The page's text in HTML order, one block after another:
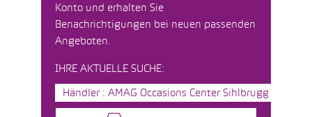
Konto und erhalten Sie
Benachrichtigungen bei neuen passenden
Angeboten.
IHRE AKTUELLE SUCHE:
Händler : AMAG Occasions Center Sihlbrugg